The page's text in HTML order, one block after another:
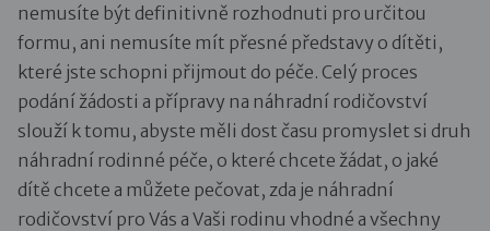
nemusíte být definitivně rozhodnuti pro určitou
formu, ani nemusíte mít přesné představy o dítěti,
které jste schopni přijmout do péče. Celý proces
podání žádosti a přípravy na náhradní rodičovství
slouží k tomu, abyste měli dost času promyslet si druh
náhradní rodinné péče, o které chcete žádat, o jaké
dítě chcete a můžete pečovat, zda je náhradní
rodičovství pro Vás a Vaši rodinu vhodné a všechny